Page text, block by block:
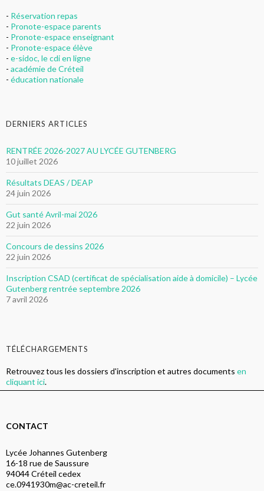
- Réservation repas
- Pronote-espace parents
- Pronote-espace enseignant
- Pronote-espace élève
- e-sidoc, le cdi en ligne
- académie de Créteil
- éducation nationale
DERNIERS ARTICLES
RENTRÉE 2026-2027 AU LYCÉE GUTENBERG
10 juillet 2026
Résultats DEAS / DEAP
24 juin 2026
Gut santé Avril-mai 2026
22 juin 2026
Concours de dessins 2026
22 juin 2026
Inscription CSAD (certificat de spécialisation aide à domicile) – Lycée
Gutenberg rentrée septembre 2026
7 avril 2026
TÉLÉCHARGEMENTS
Retrouvez tous les dossiers d'inscription et autres documents en
cliquant ici.
CONTACT
Lycée Johannes Gutenberg
16-18 rue de Saussure
94044 Créteil cedex
ce.0941930m@ac-creteil.fr